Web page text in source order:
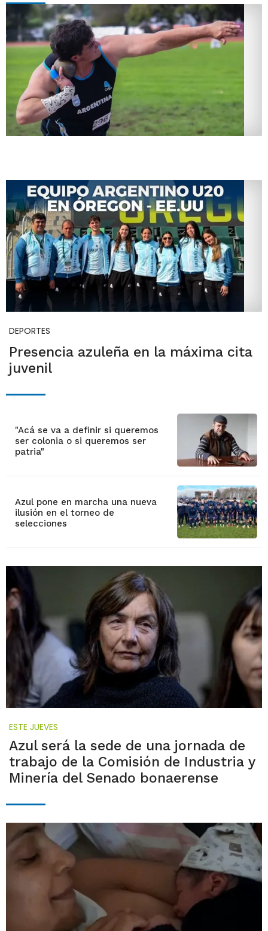
DEPORTES
Presencia azuleña en la máxima cita
juvenil
"Acá se va a definir si queremos
ser colonia o si queremos ser
patria"
Azul pone en marcha una nueva
ilusión en el torneo de
selecciones
ESTE JUEVES
Azul será la sede de una jornada de
trabajo de la Comisión de Industria y
Minería del Senado bonaerense